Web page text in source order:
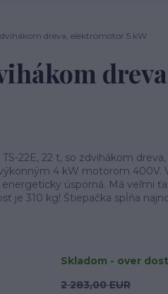
dreva, elektromotor 5 kW
22E, 22 t, so zdvihákom
4 kW motorom 400V.
úsporná. Má veľmi
je 310 kg! Štiepačka spĺňa
Skladom - over
2 283,00 EUR